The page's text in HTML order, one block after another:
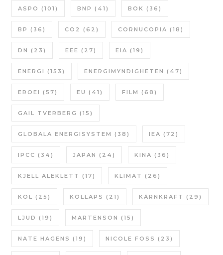
ASPO (101) BNP (41) BOK (36)
BP (36) CO2 (62) CORNUCOPIA (18)
DN (23) EEE (27) EIA (19)
ENERGI (153) ENERGIMYNDIGHETEN (47)
EROEI (57) EU (41) FILM (68)
GAIL TVERBERG (15)
GLOBALA ENERGISYSTEM (38) IEA (72)
IPCC (34) JAPAN (24) KINA (36)
KJELL ALEKLETT (17) KLIMAT (26)
KOL (25) KOLLAPS (21) KÄRNKRAFT (29)
LJUD (19) MARTENSON (15)
NATE HAGENS (19) NICOLE FOSS (23)